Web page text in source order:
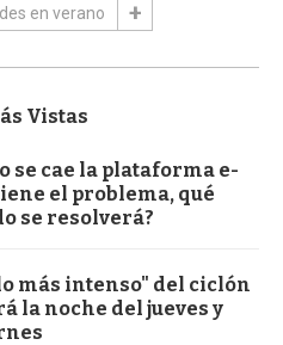
en verano
Vistas
se cae la plataforma e-
el problema, qué
se resolverá?
más intenso" del ciclón
la noche del jueves y